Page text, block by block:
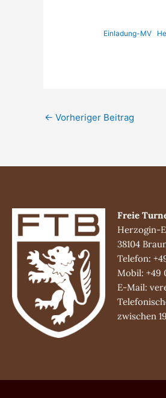
Einladung-MV
← Vorheriger Beitrag
Freie
Herzogin-
38104
Telefon:
Mobil: +49
E-Mail:
zwischen